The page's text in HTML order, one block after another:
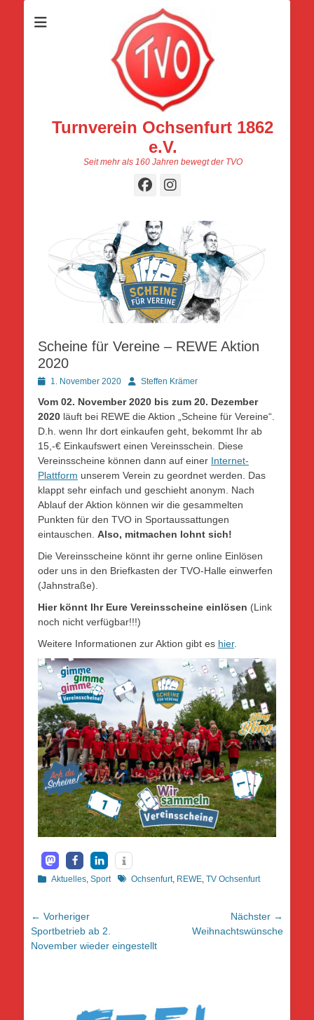
Turnverein Ochsenfurt 1862
e.V.
Seit mehr als 160 Jahren bewegt der TVO
Facebook
Instagram
Scheine für Vereine – REWE Aktion
2020
Posted1. November 2020 AutorSteffen Krämer
Vom 02. November 2020 bis zum 20. Dezember
2020 läuft bei REWE die Aktion „Scheine für Vereine“.
D.h. wenn Ihr dort einkaufen geht, bekommt Ihr ab
15,-€ Einkaufswert einen Vereinsschein. Diese
Vereinsscheine können dann auf einer Internet-
Plattform unserem Verein zu geordnet werden. Das
klappt sehr einfach und geschieht anonym. Nach
Ablauf der Aktion können wir die gesammelten
Punkten für den TVO in Sportaussattungen
eintauschen. Also, mitmachen lohnt sich!
Die Vereinsscheine könnt ihr gerne online Einlösen
oder uns in den Briefkasten der TVO-Halle einwerfen
(Jahnstraße).
Hier könnt Ihr Eure Vereinsscheine einlösen (Link
noch nicht verfügbar!!!)
Weitere Informationen zur Aktion gibt es hier.
Kategorien
Aktuelles Sport Schlagworte
Ochsenfurt, REWE TV Ochsenfurt
Beitragsnavigation
← Vorheriger
Vorheriger
Beitrag:
Sportbetrieb ab 2.
November wieder eingestellt
Nächster →
Nächster
Beitrag:
Weihnachtswünsche